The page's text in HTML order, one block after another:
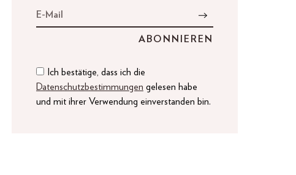
Ich bestätige, dass ich die
Datenschutzbestimmungen gelesen habe
und mit ihrer Verwendung einverstanden bin.